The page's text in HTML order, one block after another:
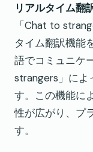
リアルタイム翻
「Chat to
タイム翻訳機能
語でコミュニケ
strangers」によ
す。この機能に
性が広がり、プ
す。